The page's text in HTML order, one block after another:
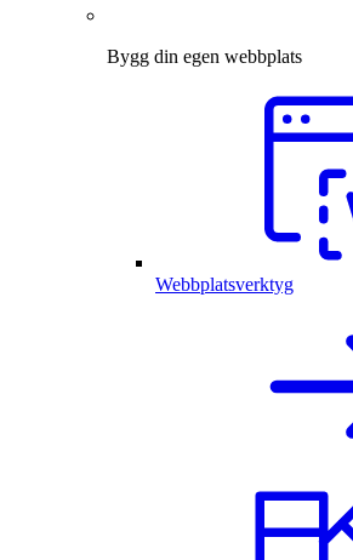
Bygg din egen webbplats
Webbplatsverktyg